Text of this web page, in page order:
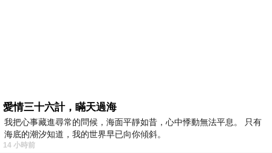
愛情三十六計，瞞天過海
我把心事藏進尋常的問候，海面平靜如昔，心中悸動無法平息。 只有
海底的潮汐知道，我的世界早已向你傾斜。
14 小時前